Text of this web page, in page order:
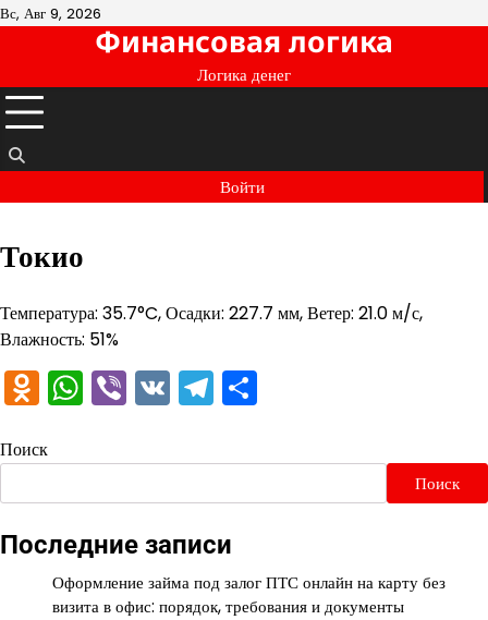
Перейти
Вс, Авг 9, 2026
Финансовая логика
Логика денег
Войти
Токио
Температура: 35.7°C, Осадки: 227.7 мм, Ветер: 21.0 м/с,
Влажность: 51%
Odnoklassniki
WhatsApp
Viber
VKTelegram
Поиск
Поиск
Последние записи
Оформление займа под залог ПТС онлайн на карту без
визита в офис: порядок, требования и документы